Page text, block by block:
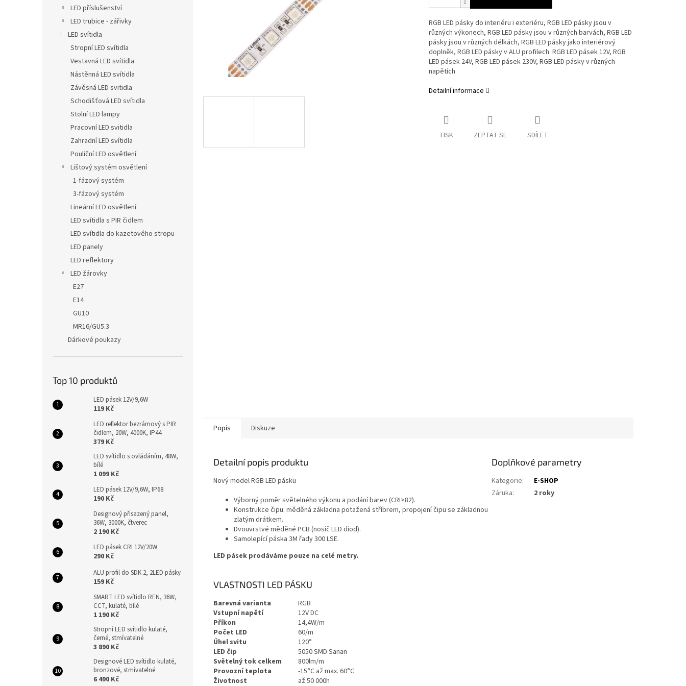
LED příslušenství
LED trubice - zářivky
LED svítidla
Stropní LED svítidla
Vestavná LED svítidla
Nástěnná LED svítidla
Závěsná LED svitidla
Schodišťová LED svítidla
Stolní LED lampy
Pracovní LED svitidla
Zahradní LED svítidla
Pouliční LED osvětlení
Lištový systém osvětlení
1-fázový systém
3-fázový systém
Lineární LED osvětlení
LED svítidla s PIR čidlem
LED svítidla do kazetového stropu
LED panely
LED reflektory
LED žárovky
E27
E14
GU10
MR16/GU5.3
Dárkové poukazy
Top 10 produktů
LED pásek 12V/9,6W
119 Kč
LED reflektor bezrámový s PIR
čidlem, 20W, 4000K, IP44
379 Kč
LED svítidlo s ovládáním, 48W,
bílé
1 099 Kč
LED pásek 12V/9,6W, IP68
190 Kč
Designový přisazený panel,
36W, 3000K, čtverec
2 190 Kč
LED pásek CRI 12V/20W
290 Kč
ALU profil do SDK 2, 2LED pásky
159 Kč
SMART LED svítidlo REN, 36W,
CCT, kulaté, bílé
1 190 Kč
Stropní LED svítidlo kulaté,
černé, stmívatelné
3 890 Kč
Designové LED svítidlo kulaté,
bronzové, stmívatelné
6 490 Kč
RGB LED pásky do interiéru i exteriéru, RGB LED pásky jsou v
různých výkonech, RGB LED pásky jsou v různých barvách, RGB LED
pásky jsou v různých délkách, RGB LED pásky jako interiérový
doplněk, RGB LED pásky v ALU profilech. RGB LED pásek 12V, RGB
LED pásek 24V, RGB LED pásek 230V, RGB LED pásky v různých
napětích
Detailní informace
TISK ZEPTAT SE SDÍLET
Popis Diskuze
Detailní popis produktu
Nový model RGB LED pásku
Výborný poměr světelného výkonu a podání barev (CRI>82).
Konstrukce čipu: měděná základna potažená stříbrem, propojení čipu se základnou
zlatým drátkem.
Dvouvrstvé měděné PCB (nosič LED diod).
Samolepící páska 3M řady 300 LSE.
LED pásek prodáváme pouze na celé metry.
VLASTNOSTI LED PÁSKU
Barevná varianta
RGB
Vstupní napětí
12V DC
Příkon
14,4W/m
Počet LED
60/m
Úhel svitu
120°
LED čip
5050 SMD Sanan
Světelný tok celkem
800lm/m
Provozní teplota
-15°C až max. 60°C
Životnost
až 50 000h
Doplňkové parametry
Kategorie:
E-SHOP
Záruka: 2 roky